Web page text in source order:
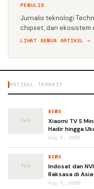
PENULIS
Jurnalis teknologi
chipset, dan ekosistem
LIHAT SEMUA ARTIKEL →
ARTIKEL TERKAIT
NEWS
Xiaomi TV S
Hadir hingga
Aug 6, 2026
NEWS
Indosat dan
Raksasa di
Aug 7, 2026